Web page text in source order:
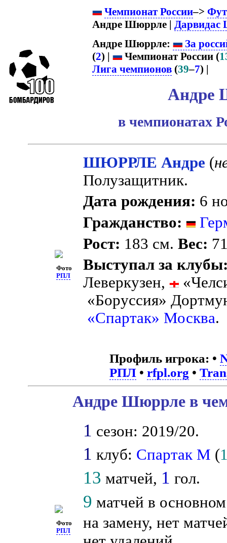
Чемпионат России–>
Андре Шюррле | Дарвидас
Андре Шюррле:
За
(2) | Чемпионат России (
Лига чемпионов (39–7) |
Андре
в чемпионатах
Фото
РПЛ
ШЮРРЛЕ Андре (
Полузащитник.
Дата рождения: 6
Гражданство:
Рост: 183 см.Вес:
Выступал за
Леверкузен,
«Боруссия»
«Спартак» Москва.
Профиль игрока: •
РПЛ• rfpl.org •
Фото
РПЛ
Андре Шюррле в
1 сезон: 2019/20.
1 клуб: Спартак М (
13 матчей, 1 гол.
9 матчей в
на замену, нет